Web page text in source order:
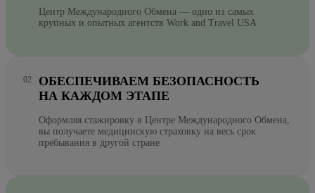
Центр Международного Обмена — одно из самых
крупных и опытных агентств Work and Travel USA
ОБЕСПЕЧИВАЕМ БЕЗОПАСНОСТЬ
НА КАЖДОМ ЭТАПЕ
Оформляя стажировку в Центре Международного Обмена,
вы получаете медицинскую страховку на весь срок
пребывания в другой стране